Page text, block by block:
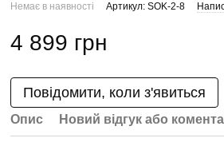
Немає в наявності Артикул: SOK-2-8
4 899 грн
Повідомити, коли з'явиться
Опис Новий відгук або